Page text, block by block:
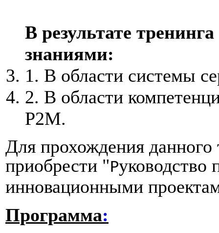
В результате
знаниями:
1. В области системы
2. В области
P2M.
Для прохождения данного
приобрести "Руководство
инновационными
Программа: